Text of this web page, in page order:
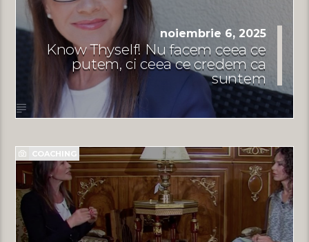
noiembrie 6, 2025
Know Thyself! Nu facem ceea ce
putem, ci ceea ce credem ca
suntem
COACHING